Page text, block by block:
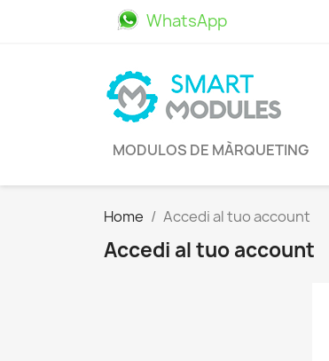
WhatsApp
MODULOS DE MÀRQUETING
Home Accedi al tuo account
Accedi al tuo account